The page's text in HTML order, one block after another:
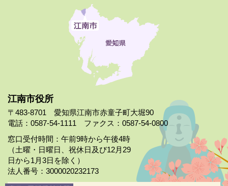
江南市役所
〒483-8701 愛知県江南市赤童子町大堀90
電話：0587-54-1111 ファクス：0587-54-0800
窓口受付時間：午前9時から午後4時
（土曜・日曜日、祝休日及び12月29
日から1月3日を除く）
法人番号：3000020232173